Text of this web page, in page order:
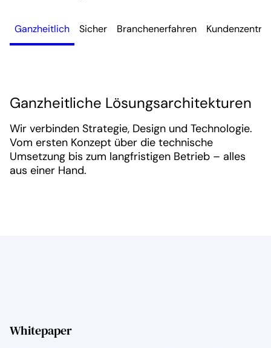
Ganzheitlich Sicher Branchenerfahren
Ganzheitliche Lösungsarchitekturen
Wir verbinden Strategie, Design und Technologie.
Vom ersten Konzept über die technische
Umsetzung bis zum langfristigen Betrieb – alles
aus einer Hand.
Whitepaper